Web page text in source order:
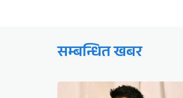
सम्बन्धित खबर